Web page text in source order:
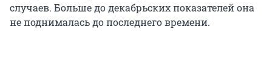
случаев. Больше до декабрьских показателей она
не поднималась до последнего времени.